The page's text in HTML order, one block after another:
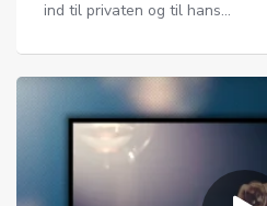
ind til privaten og til hans...